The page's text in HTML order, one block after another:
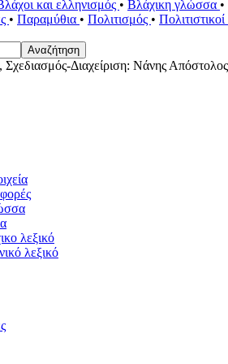
και ελληνισμός • Βλάχικη γλώσσα •
• Παραμύθια • Πολιτισμός •
Αναζήτηση
Διαχείριση: Νάνης Απόστολος
λεξικό
λεξικό